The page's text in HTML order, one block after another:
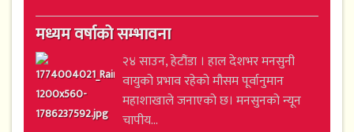
मध्यम वर्षाको सम्भावना
२४ साउन, हेटौंडा । हाल देशभर मनसुनी
वायुको प्रभाव रहेको मौसम पूर्वानुमान
महाशाखाले जनाएको छ। मनसुनको न्यून
चापीय...